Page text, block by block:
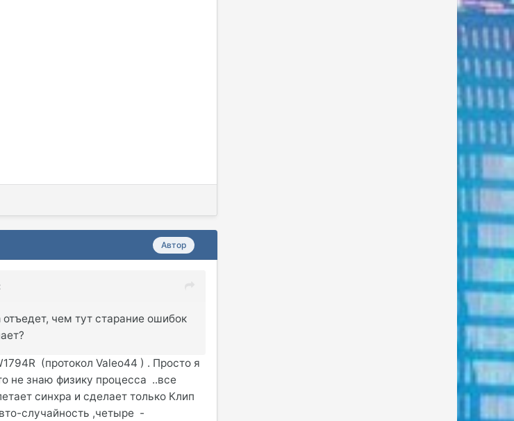
Автор
чем тут старание ошибок
(протокол Valeo44 ) . Просто я
не знаю физику процесса ..все
синхра и сделает только Клип
случайность ,четыре -